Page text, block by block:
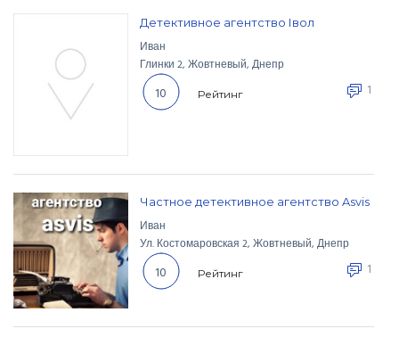
Детективное агентство Івол
Иван
Глинки 2, Жовтневый, Днепр
Рейтинг
10 1
Частное детективное агентство Asvis
Иван
Ул. Костомаровская 2, Жовтневый, Днепр
Рейтинг
10 1